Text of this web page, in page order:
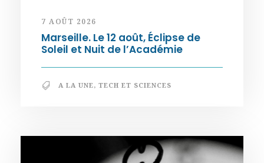
7 AOÛT 2026
Marseille. Le 12 août, Éclipse de
Soleil et Nuit de l’Académie
A LA UNE, TECH ET SCIENCES